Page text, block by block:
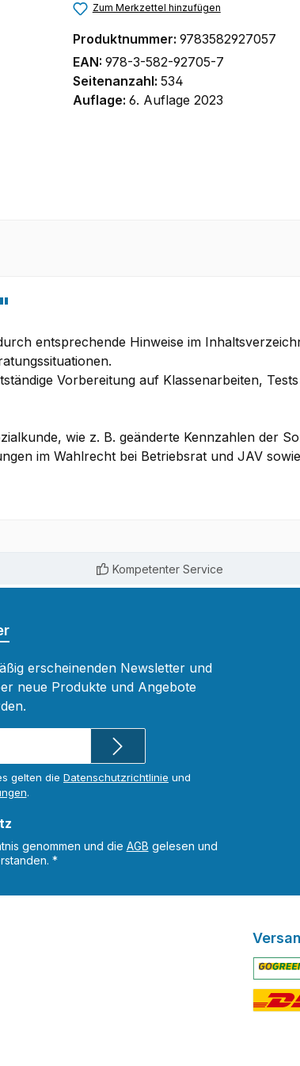
Zum Merkzettel hinzufügen
Produktnummer: 9783582927057
EAN: 978-3-582-92705-7
Seitenanzahl: 534
Auflage: 6. Auflage 2023
entsprechende Hinweise im
Vorbereitung auf Klassenarbeiten,
wie z. B. geänderte Kennzahlen der
im Wahlrecht bei Betriebsrat und JAV
Kompetenter Service
erscheinenden Newsletter und
neue Produkte und Angebote
gelten die Datenschutzrichtlinie und
.
genommen und die AGB gelesen und
*